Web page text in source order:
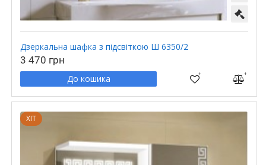
Дзеркальна шафка з підсвіткою Ш 6350/2
3 470 грн
До кошика
ХІТ